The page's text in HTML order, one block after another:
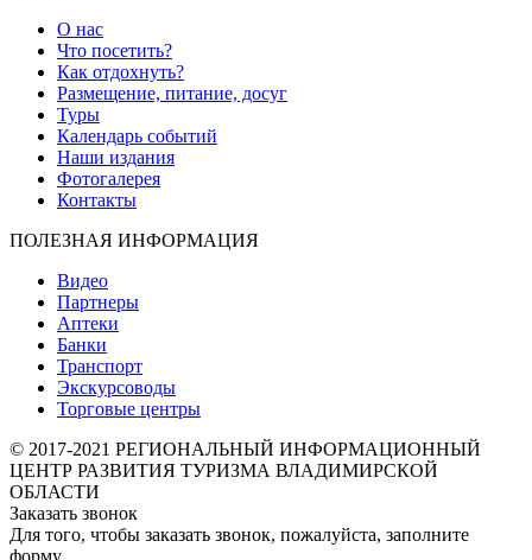
О нас
Что посетить?
Как отдохнуть?
Размещение, питание, досуг
Туры
Календарь событий
Наши издания
Фотогалерея
Контакты
ПОЛЕЗНАЯ ИНФОРМАЦИЯ
Видео
Партнеры
Аптеки
Банки
Транспорт
Экскурсоводы
Торговые центры
© 2017-2021 РЕГИОНАЛЬНЫЙ ИНФОРМАЦИОННЫЙ
ЦЕНТР РАЗВИТИЯ ТУРИЗМА ВЛАДИМИРСКОЙ
ОБЛАСТИ
Заказать звонок
Для того, чтобы заказать звонок, пожалуйста, заполните
форму